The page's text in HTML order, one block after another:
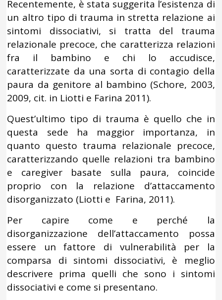
Recentemente, è stata suggerita l’esistenza di
un altro tipo di trauma in stretta relazione ai
sintomi dissociativi, si tratta del trauma
relazionale precoce, che caratterizza relazioni
fra il bambino e chi lo accudisce,
caratterizzate da una sorta di contagio della
paura da genitore al bambino (Schore, 2003,
2009, cit. in Liotti e Farina 2011).
Quest’ultimo tipo di trauma è quello che in
questa sede ha maggior importanza, in
quanto questo trauma relazionale precoce,
caratterizzando quelle relazioni tra bambino
e caregiver basate sulla paura, coincide
proprio con la relazione d’attaccamento
disorganizzato (Liotti e Farina, 2011).
Per capire come e perché la
disorganizzazione dell’attaccamento possa
essere un fattore di vulnerabilità per la
comparsa di sintomi dissociativi, è meglio
descrivere prima quelli che sono i sintomi
dissociativi e come si presentano.